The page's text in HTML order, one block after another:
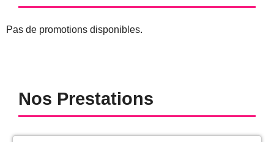
Pas de promotions disponibles.
Nos Prestations